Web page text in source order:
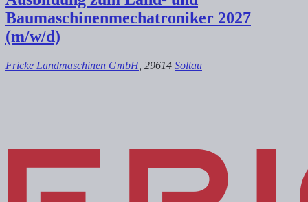
Baumaschinenmechatroniker 2027
(m/w/d)
Fricke Landmaschinen GmbH , 29614 Soltau